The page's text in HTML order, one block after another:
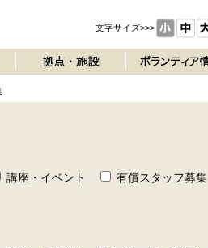
文字サイズ>>>
講座・イベント
有償スタッフ募集